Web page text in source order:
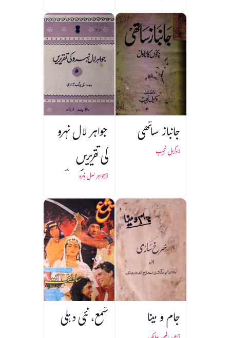
جانباز ساتھی
وکیل نجیب
جواہر لال نہرو
کی تقریریں
(1857 کی جنگ
آزادی)
جواہر لعل نہرو
جام و مینا شمع، نئی دہلی